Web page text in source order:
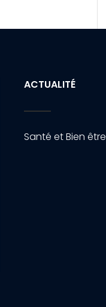
ACTUALITÉ
Santé et Bien être